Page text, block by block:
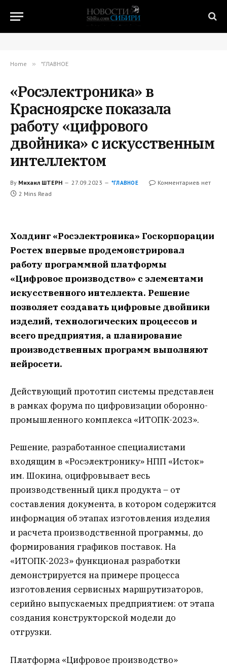
Home » *ГЛАВНОЕ
«Росэлектроника» в
Красноярске показала
работу «цифрового
двойника» с искусственным
интеллектом
By Михаил ШТЕРН 27.09.2023 *ГЛАВНОЕ
Комментариев нет
2 Mins Read
Холдинг «Росэлектроника» Госкорпорации
Ростех впервые продемонстрировал
работу программной платформы
«Цифровое производство» с элементами
искусственного интеллекта. Решение
позволяет создавать цифровые двойники
изделий, технологических процессов и
всего предприятия, а планирование
производственных программ выполняют
нейросети.
Действующий прототип системы представлен
в рамках форума по цифровизации оборонно-
промышленного комплекса «ИТОПК-2023».
Решение, разработанное специалистами
входящим в «Росэлектронику» НПП «Исток»
им. Шокина, оцифровывает весь
производственный цикл продукта – от
составления документа, в котором содержится
информация об этапах изготовления изделия
и расчета производственной программы, до
формирования графиков поставок. На
«ИТОПК-2023» функционал разработки
демонстрируется на примере процесса
изготовления сервисных маршрутизаторов,
серийно выпускаемых предприятием: от этапа
создания конструкторской модели до
отгрузки.
Платформа «Цифровое производство»